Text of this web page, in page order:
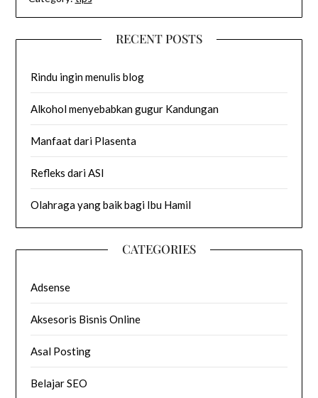
RECENT POSTS
Rindu ingin menulis blog
Alkohol menyebabkan gugur Kandungan
Manfaat dari Plasenta
Refleks dari ASI
Olahraga yang baik bagi Ibu Hamil
CATEGORIES
Adsense
Aksesoris Bisnis Online
Asal Posting
Belajar SEO